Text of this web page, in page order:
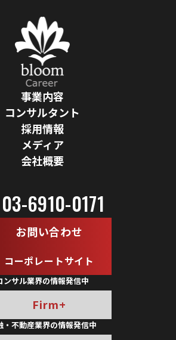
事業内容
コンサルタント
採用情報
メディア
会社概要
03-6910-0171
お問い合わせ
コーポレートサイト
ンサル業界の情報発信中
Firm+
・不動産業界の情報発信中